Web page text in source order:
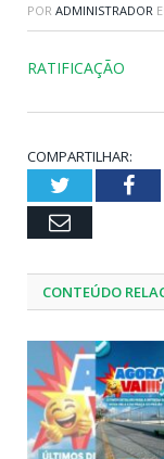
POR ADMINISTRADOR
RATIFICAÇÃO
COMPARTILHAR:
Twitter
Email
CONTEÚDO